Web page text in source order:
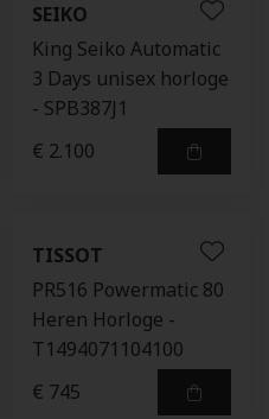
SEIKO
King Seiko Automatic
3 Days unisex horloge
- SPB387J1
€ 2.100
TISSOT
PR516 Powermatic 80
Heren Horloge -
T1494071104100
€ 745